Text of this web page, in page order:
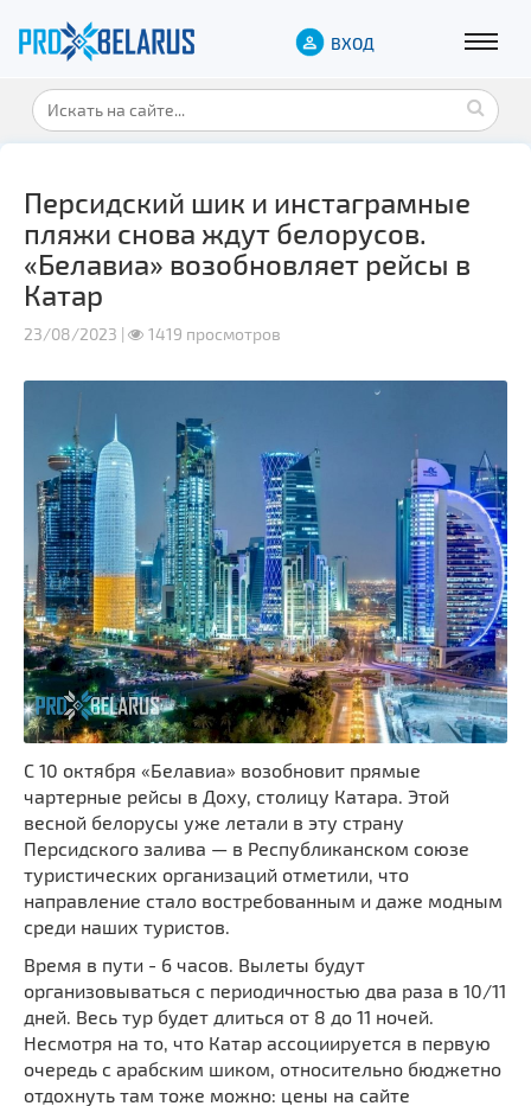
ВХОД
Персидский шик и инстаграмные
пляжи снова ждут белорусов.
«Белавиа» возобновляет рейсы в
Катар
23/08/2023 | 1419 просмотров
С 10 октября «Белавиа» возобновит прямые
чартерные рейсы в Доху, столицу Катара. Этой
весной белорусы уже летали в эту страну
Персидского залива — в Республиканском союзе
туристических организаций отметили, что
направление стало востребованным и даже модным
среди наших туристов.
Время в пути - 6 часов. Вылеты будут
организовываться с периодичностью два раза в 10/11
дней. Весь тур будет длиться от 8 до 11 ночей.
Несмотря на то, что Катар ассоциируется в первую
очередь с арабским шиком, относительно бюджетно
отдохнуть там тоже можно: цены на сайте